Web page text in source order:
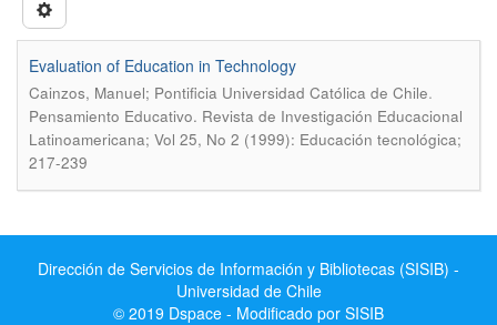
Evaluation of Education in Technology
Cainzos, Manuel; Pontificia Universidad Católica de Chile.
Pensamiento Educativo. Revista de Investigación Educacional
Latinoamericana; Vol 25, No 2 (1999): Educación tecnológica;
217-239
Dirección de Servicios de Información y Bibliotecas (SISIB) -
Universidad de Chile
© 2019 Dspace - Modificado por SISIB